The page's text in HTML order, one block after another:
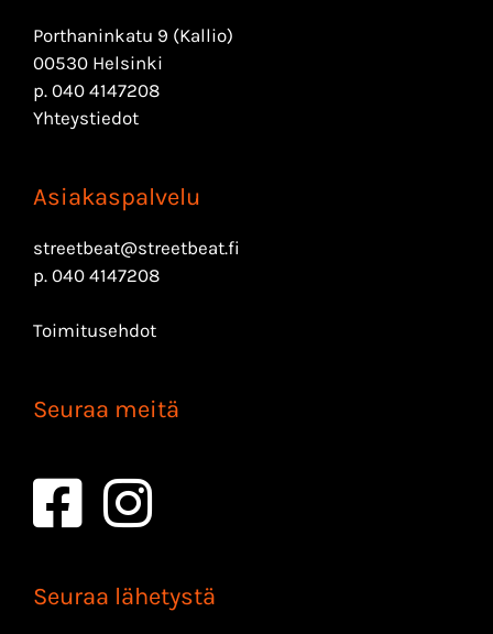
Porthaninkatu 9 (Kallio)
00530 Helsinki
p. 040 4147208
Yhteystiedot
Asiakaspalvelu
streetbeat@streetbeat.fi
p. 040 4147208
Toimitusehdot
Seuraa meitä
Seuraa lähetystä